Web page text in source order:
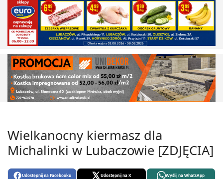
Wielkanocny kiermasz dla
Michalinki w Lubaczowie [ZDJĘCIA]
Udostępnij na Facebooku Udostępnij na X Wyślij na WhatsApp